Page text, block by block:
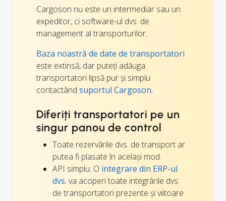
Cargoson nu este un intermediar sau un
expeditor, ci software-ul dvs. de
management al transporturilor.
Baza noastră de date de transportatori
este extinsă, dar puteți adăuga
transportatori lipsă pur și simplu
contactând suportul Cargoson.
Diferiți transportatori pe un
singur panou de control
Toate rezervările dvs. de transport ar
putea fi plasate în același mod.
API simplu: O integrare din ERP-ul
dvs. va acoperi toate integrările dvs.
de transportatori prezente și viitoare.